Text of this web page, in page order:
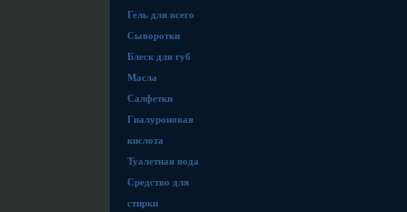
Гель для всего
Сыворотки
Блеск для губ
Масла
Салфетки
Гиалуроновая
кислота
Туалетная вода
Средство для
стирки